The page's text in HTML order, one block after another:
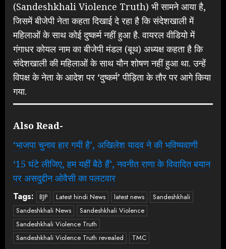
(Sandeshkhali Violence Truth) भी सामने आया है,
जिसमें बीजेपी नेता कहता दिखाई दे रहा है कि संदेशखाली में
महिलाओं के साथ कोई दुष्कर्म नहीं हुआ है. वायरल वीडियो में
गंगाधर कोयल नाम का बीजेपी मंडल (बूथ) अध्यक्ष कहता है कि
संदेशखाली की महिलाओं के साथ यौन शोषण नहीं हुआ था. उन्हें
विपक्ष के नेता के आदेश पर ‘दुष्कर्म’ पीड़िता के तौर पर आगे किया
गया.
Also Read-
‘भाजपा चुनाव हार गयी है’, अखिलेश यादव ने की भविष्यवाणी
‘15 घंटे लीजिए, हम यहीं बैठे हैं’, नवनीत राणा के विवादित बयान
पर असदुद्दीन ओवैसी का पलटवार
Tags: BJP Latest hindi News latest news
Sandeshkhali
Sandeshkhali News
Sandeshkhali Violence
Sandeshkhali Violence Truth
Sandeshkhali Violence Truth revealed
TMC